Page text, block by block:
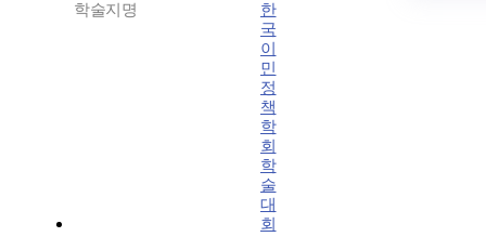
학술지명
한
국
이
민
정
책
학
회
학
술
대
회